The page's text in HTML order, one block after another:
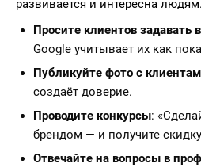
развивается и интересна
Просите клиентов задавать
Google учитывает их как
Публикуйте фото с
создаёт доверие.
Проводите конкурсы:
брендом — и получите
Отвечайте на вопросы в